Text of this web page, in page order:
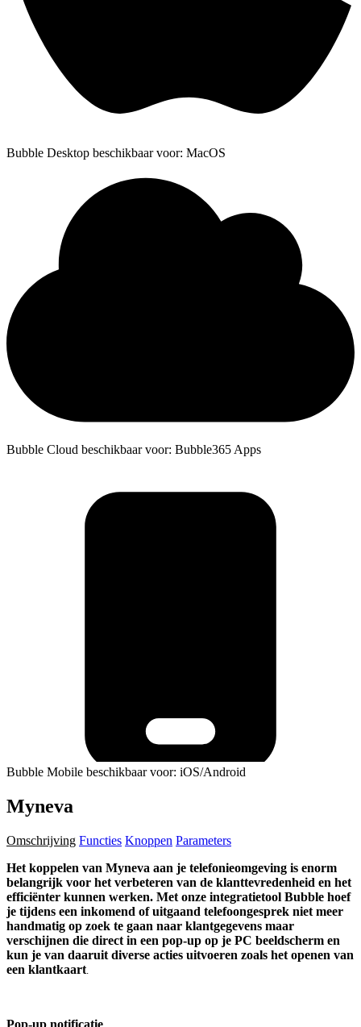
Bubble Desktop beschikbaar voor: MacOS
Bubble Cloud beschikbaar voor: Bubble365 Apps
Bubble Mobile beschikbaar voor: iOS/Android
Myneva
Omschrijving Functies Knoppen Parameters
Het koppelen van Myneva aan je telefonieomgeving is enorm
belangrijk voor het verbeteren van de klanttevredenheid en het
efficiënter kunnen werken. Met onze integratietool Bubble hoef
je tijdens een inkomend of uitgaand telefoongesprek niet meer
handmatig op zoek te gaan naar klantgegevens maar
verschijnen die direct in een pop-up op je PC beeldscherm en
kun je van daaruit diverse acties uitvoeren zoals het openen van
een klantkaart
Pop-up notificatie